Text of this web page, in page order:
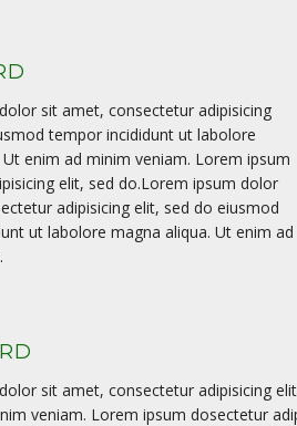
sit amet, consectetur adipisicing
tempor incididunt ut labolore
enim ad minim veniam. Lorem ipsum
elit, sed do.Lorem ipsum dolor
adipisicing elit, sed do eiusmod
ut labolore magna aliqua. Ut enim ad
sit amet, consectetur adipisicing
veniam. Lorem ipsum dosectetur